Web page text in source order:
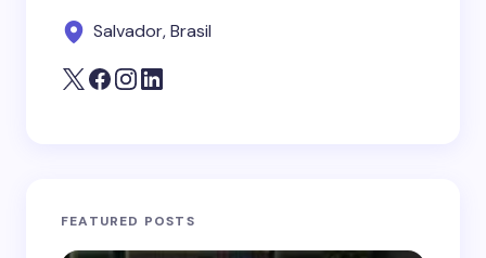
Salvador, Brasil
FEATURED POSTS